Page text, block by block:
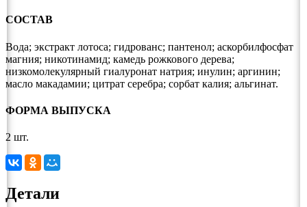
СОСТАВ
Вода; экстракт лотоса; гидрованс; пантенол; аскорбилфосфат
магния; никотинамид; камедь рожкового дерева;
низкомолекулярный гиалуронат натрия; инулин; аргинин;
масло макадамии; цитрат серебра; сорбат калия; альгинат.
ФОРМА ВЫПУСКА
2 шт.
Детали